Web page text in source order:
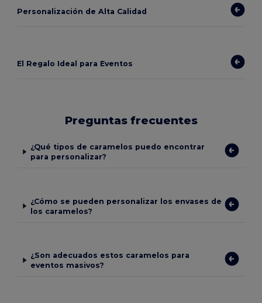
Personalización de Alta Calidad
El Regalo Ideal para Eventos
Preguntas frecuentes
¿Qué tipos de caramelos puedo encontrar
para personalizar?
¿Cómo se pueden personalizar los envases de
los caramelos?
¿Son adecuados estos caramelos para
eventos masivos?